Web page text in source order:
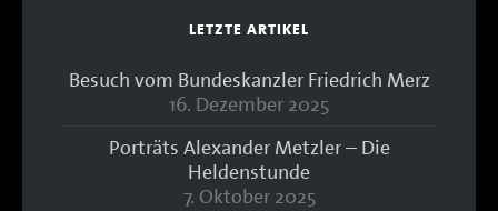
LETZTE ARTIKEL
Besuch vom Bundeskanzler Friedrich Merz
16. Dezember 2025
Porträts Alexander Metzler – Die
Heldenstunde
7. Oktober 2025